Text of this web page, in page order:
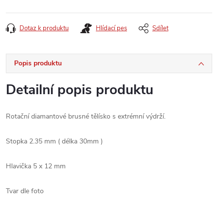
Dotaz k produktu Hlídací pes Sdílet
Popis produktu
Detailní popis produktu
Rotační diamantové brusné tělísko s extrémní výdrží.
Stopka 2.35 mm ( délka 30mm )
Hlavička 5 x 12 mm
Tvar dle foto